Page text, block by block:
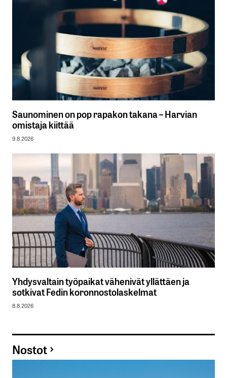
Saunominen on pop rapakon takana – Harvian
omistaja kiittää
9.8.2026
Yhdysvaltain työpaikat vähenivät yllättäen ja
sotkivat Fedin koronnostolaskelmat
8.8.2026
Nostot